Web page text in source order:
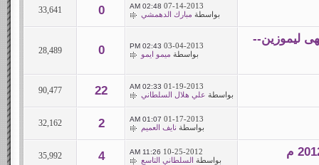
07-14-2013
02:48 AM
بواسطة مبارك الدهمشي 0
33,641
ليموزين-- 03-04-2013
02:43 PM
بواسطة ميمو ايمو 0
28,489
01-19-2013
02:33 AM
بواسطة علي هلال السلطاني 22
90,477
01-17-2013
01:07 AM
بواسطة نايف العميم 2
32,162
10-25-2012
11:26 AM
بواسطة السلطاني التاسع 4
35,992